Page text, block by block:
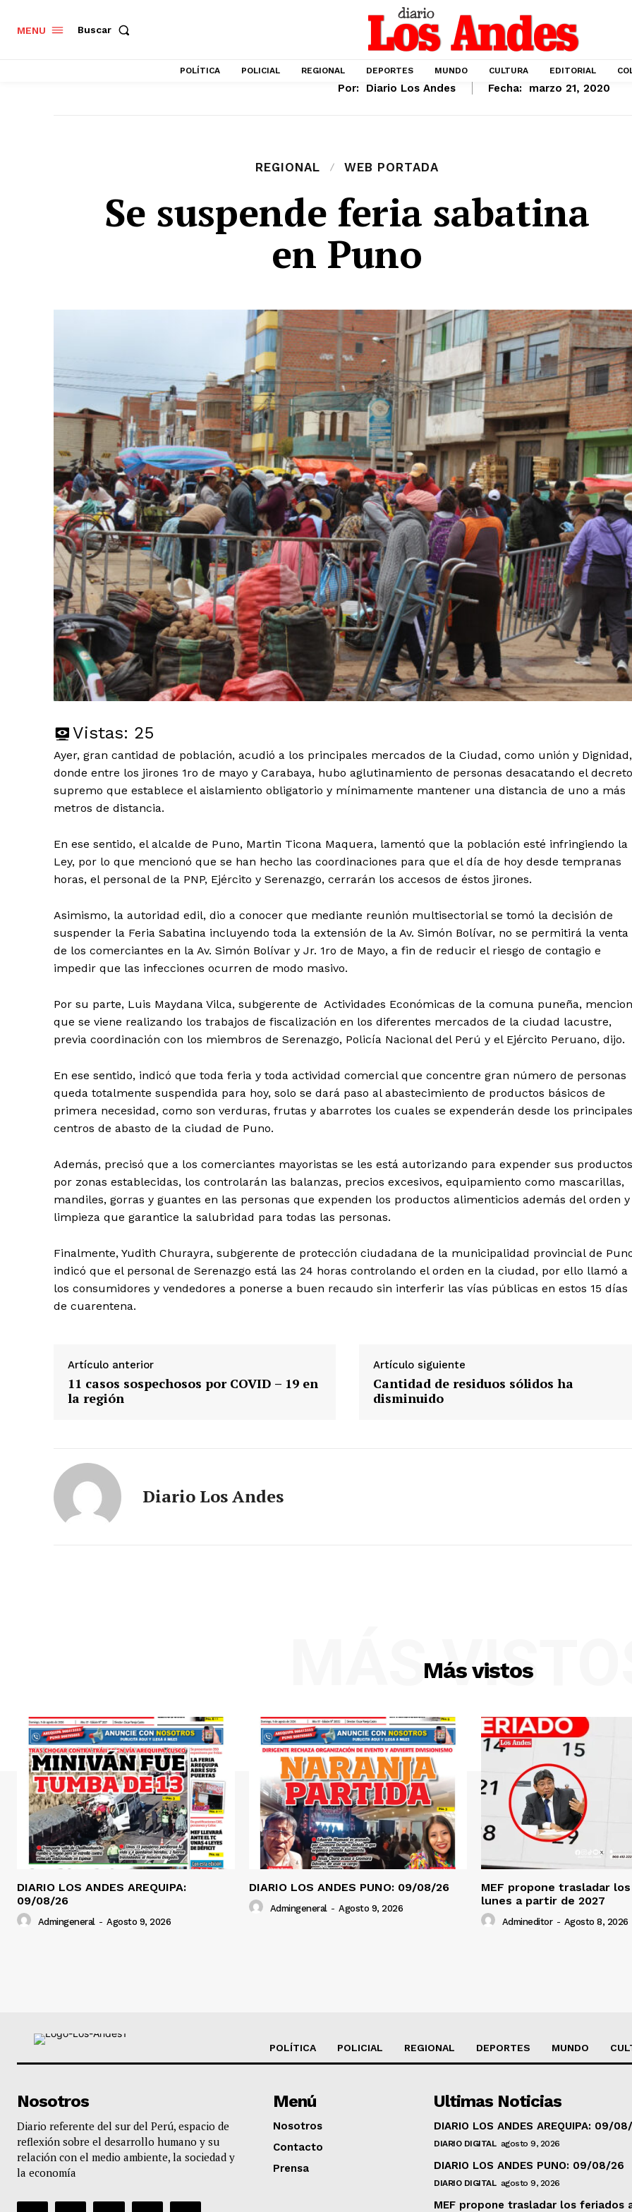
Diario los Andes
Nosotros
MENU Buscar
POLÍTICA POLICIAL REGIONAL DEPORTES MUNDO CULTURA EDITORIAL
Por: Diario Los Andes Fecha: marzo 21, 2020
REGIONAL WEB PORTADA
Se suspende feria sabatina
en Puno
Vistas: 25
Ayer, gran cantidad de población, acudió a los principales mercados de la Ciudad, como unión y Dignidad,
donde entre los jirones 1ro de mayo y Carabaya, hubo aglutinamiento de personas desacatando el decreto
supremo que establece el aislamiento obligatorio y mínimamente mantener una distancia de uno a más
metros de distancia.
En ese sentido, el alcalde de Puno, Martin Ticona Maquera, lamentó que la población esté infringiendo la
Ley, por lo que mencionó que se han hecho las coordinaciones para que el día de hoy desde tempranas
horas, el personal de la PNP, Ejército y Serenazgo, cerrarán los accesos de éstos jirones.
Asimismo, la autoridad edil, dio a conocer que mediante reunión multisectorial se tomó la decisión de
suspender la Feria Sabatina incluyendo toda la extensión de la Av. Simón Bolívar, no se permitirá la venta
de los comerciantes en la Av. Simón Bolívar y Jr. 1ro de Mayo, a fin de reducir el riesgo de contagio e
impedir que las infecciones ocurren de modo masivo.
Por su parte, Luis Maydana Vilca, subgerente de Actividades Económicas de la comuna puneña,
que se viene realizando los trabajos de fiscalización en los diferentes mercados de la ciudad lacustre,
previa coordinación con los miembros de Serenazgo, Policía Nacional del Perú y el Ejército Peruano, dijo.
En ese sentido, indicó que toda feria y toda actividad comercial que concentre gran número de personas
queda totalmente suspendida para hoy, solo se dará paso al abastecimiento de productos básicos de
primera necesidad, como son verduras, frutas y abarrotes los cuales se expenderán desde los principales
centros de abasto de la ciudad de Puno.
Además, precisó que a los comerciantes mayoristas se les está autorizando para expender sus productos
por zonas establecidas, los controlarán las balanzas, precios excesivos, equipamiento como mascarillas,
mandiles, gorras y guantes en las personas que expenden los productos alimenticios además del orden y
limpieza que garantice la salubridad para todas las personas.
Finalmente, Yudith Churayra, subgerente de protección ciudadana de la municipalidad provincial de
indicó que el personal de Serenazgo está las 24 horas controlando el orden en la ciudad, por ello llamó a
los consumidores y vendedores a ponerse a buen recaudo sin interferir las vías públicas en estos 15 días
de cuarentena.
Artículo anterior
11 casos sospechosos por COVID – 19 en
la región
Artículo siguiente
Cantidad de residuos sólidos ha
disminuido
Diario Los Andes
Más vistos
MÁS VISTOS
DIARIO LOS ANDES AREQUIPA:
09/08/26
Admingeneral - Agosto 9, 2026
DIARIO LOS ANDES PUNO: 09/08/26
Admingeneral - Agosto 9, 2026
MEF propone trasladar
lunes a partir de 2027
Admineditor - Agosto 8, 2026
POLÍTICA POLICIAL REGIONAL DEPORTES MUNDO
Nosotros
Diario referente del sur del Perú, espacio de
reflexión sobre el desarrollo humano y su
relación con el medio ambiente, la sociedad y
la economía
Menú
Nosotros
Contacto
Prensa
Ultimas Noticias
DIARIO LOS ANDES AREQUIPA: 09/
DIARIO DIGITAL agosto 9, 2026
DIARIO LOS ANDES PUNO: 09/08/26
DIARIO DIGITAL agosto 9, 2026
MEF propone trasladar los feriados